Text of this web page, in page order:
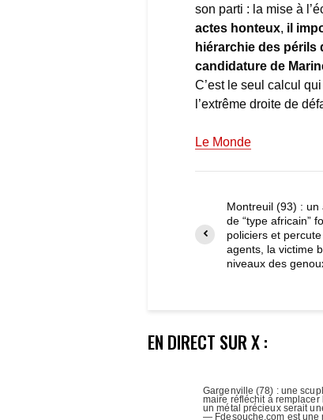
son parti : la mise à
actes honteux, il
hiérarchie des périls
candidature de
C’est le seul calcul
l’extrême droite de
Le Monde
Montreuil (93) : un
de “type africain”
policiers et percute
agents, la victime
niveaux des
EN DIRECT SUR X :